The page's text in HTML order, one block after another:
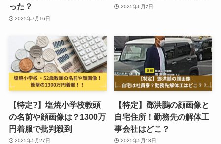
った？
2025年7月16日
2025年6月2日
【特定?】塩焼小学校教頭
の名前や顔画像は？1300万
円着服で批判殺到
2025年5月27日
【特定】鄧洪鵬の顔画像と
自宅住所！勤務先の解体工
事会社はどこ？
2025年5月18日